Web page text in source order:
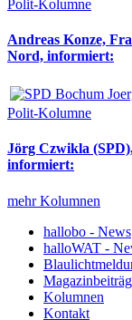
Polit-Kolumne
Andreas Konze,
Nord, informiert:
Polit-Kolumne
Jörg Czwikla
informiert:
mehr Kolumnen
hallobo - News
halloWAT -
Kolumnen
Kontakt